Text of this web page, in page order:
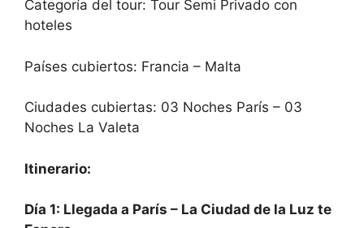
Categoría del tour: Tour Semi Privado con
hoteles
Países cubiertos: Francia – Malta
Ciudades cubiertas: 03 Noches París – 03
Noches La Valeta
Itinerario:
Día 1: Llegada a París – La Ciudad de la Luz te